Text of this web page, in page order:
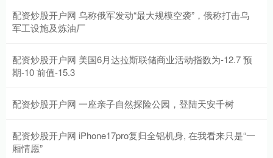
配资炒股开户网 乌称俄军发动“最大规模空袭”，俄称打击乌
军工设施及炼油厂
配资炒股开户网 美国6月达拉斯联储商业活动指数为-12.7 预
期-10 前值-15.3
配资炒股开户网 一座亲子自然探险公园，登陆天安千树
配资炒股开户网 iPhone17pro复归全铝机身, 在我看来只是“一
厢情愿”